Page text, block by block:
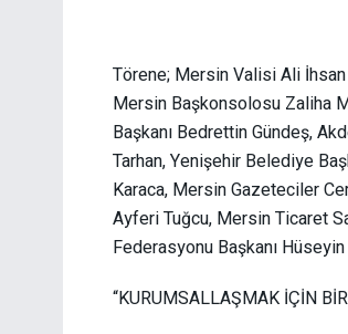
Törene; Mersin Valisi Ali
Mersin Başkonsolosu Zaliha
Başkanı Bedrettin Gündeş, Ak
Tarhan, Yenişehir Belediye
Karaca, Mersin Gazeteciler
Ayferi Tuğcu, Mersin Ticaret
Federasyonu Başkanı
“KURUMSALLAŞMAK İÇİN